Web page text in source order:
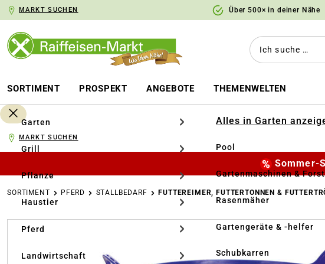
Zur Hauptnavigation springen
MARKT SUCHEN Über 500× in deiner Nähe
SORTIMENT PROSPEKT ANGEBOTE THEMENWELTEN
Garten
Grill
Pflanze
Haustier
Pferd
Landwirtschaft
Alles in Garten
Pool
Gartenmaschinen &
Rasenmäher
Gartengeräte & -helfer
Schubkarren
MARKT SUCHEN
Sommer-
SORTIMENT PFERD STALLBEDARF FUTTEREIMER, FUTTERTONNEN &
Bildergalerie überspringen